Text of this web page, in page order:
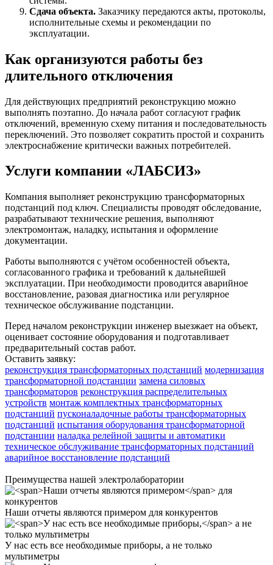
Сдача объекта. Заказчику передаются акты, протоколы,
исполнительные схемы и рекомендации по
эксплуатации.
Как организуются работы без
длительного отключения
Для действующих предприятий реконструкцию можно
выполнять поэтапно. До начала работ согласуют график
отключений, временную схему питания и последовательность
переключений. Это позволяет сократить простой и сохранить
электроснабжение критически важных потребителей.
Услуги компании «ЛАБСИЗ»
Компания выполняет реконструкцию трансформаторных
подстанций под ключ. Специалисты проводят обследование,
разрабатывают технические решения, выполняют
электромонтаж, наладку, испытания и оформление
документации.
Работы выполняются с учётом особенностей объекта,
согласованного графика и требований к дальнейшей
эксплуатации. При необходимости проводится аварийное
восстановление, разовая диагностика или регулярное
техническое обслуживание подстанции.
Перед началом реконструкции инженер выезжает на объект,
оценивает состояние оборудования и подготавливает
предварительный состав работ.
Оставить заявку:
реконструкция трансформаторных подстанций модернизация
трансформаторной подстанции замена силовых
трансформаторов реконструкция распределительных
устройств монтаж комплектных трансформаторных
подстанций пусконаладочные работы трансформаторных
подстанций испытания оборудования трансформаторной
подстанции наладка релейной защиты и автоматики
техническое обслуживание трансформаторных подстанций
аварийное восстановление подстанций
Преимущества нашей электролаборатории
Наши отчеты являются примером для конкурентов
У нас есть все необходимые приборы, а не только
мультиметры